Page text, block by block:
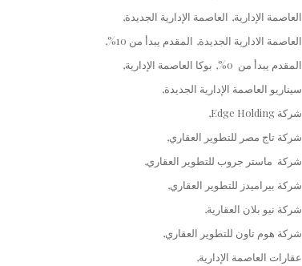
العاصمة الإدارية العاصمة الإدارية الجديدة
العاصمة الادارية الجديدة المقدم يبدأ من 10%
المقدم يبدأ من 0%
بوكا العاصمة الإدارية
سيناريو العاصمة الإدارية الجديدة
شركة Edge Holding
شركة تاج مصر للتطوير العقاري
شركة ماستر جروب للتطوير العقاري
شركة بيراميدز للتطوير العقاري
شركة نيو بلان العقارية
شركة هوم تاون للتطوير العقاري
عقارات العاصمة الإدارية